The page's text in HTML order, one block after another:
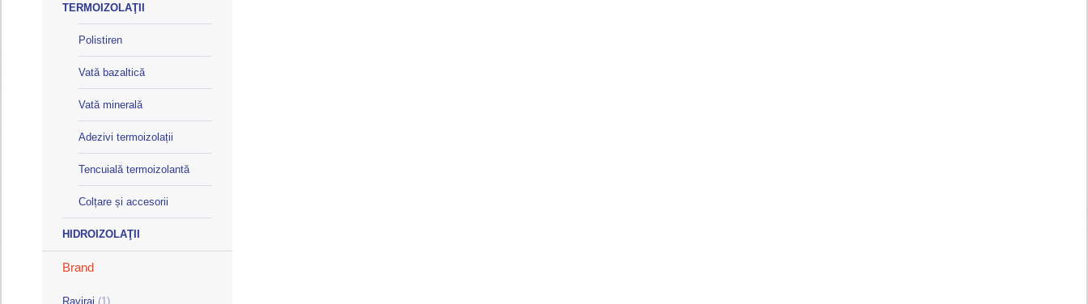
TERMOIZOLAŢII
Polistiren
Vată bazaltică
Vată minerală
Adezivi termoizolații
Tencuială termoizolantă
Colțare și accesorii
HIDROIZOLAŢII
Brand
Raviraj (1)